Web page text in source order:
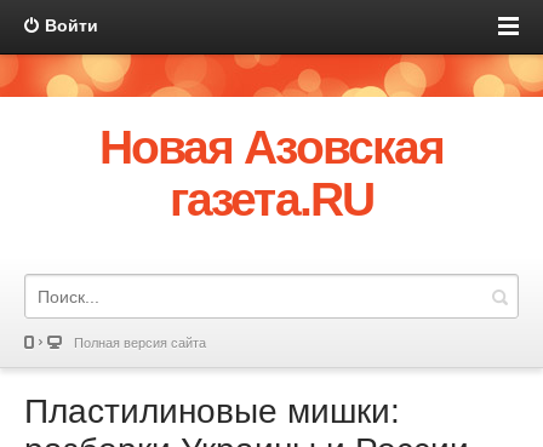
Войти
Новая Азовская
газета.RU
Полная версия сайта
Пластилиновые мишки: